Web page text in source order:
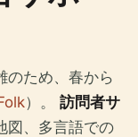
のため、春から
）。 訪問者サ
図、多言語での